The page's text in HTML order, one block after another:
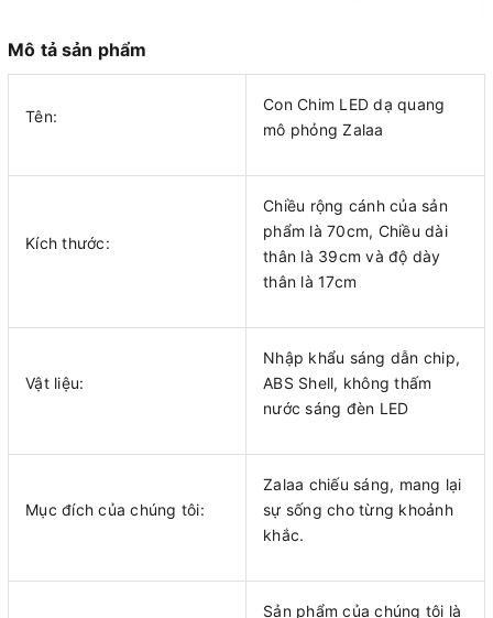
Mô tả sản phẩm
Tên:
Con Chim LED dạ quang
mô phỏng Zalaa
Kích thước:
Chiều rộng cánh của sản
phẩm là 70cm, Chiều dài
thân là 39cm và độ dày
thân là 17cm
Vật liệu:
Nhập khẩu sáng dẫn chip,
ABS Shell, không thấm
nước sáng đèn LED
Mục đích của chúng tôi:
Zalaa chiếu sáng, mang lại
sự sống cho từng khoảnh
khắc.
Sản phẩm của chúng tôi là